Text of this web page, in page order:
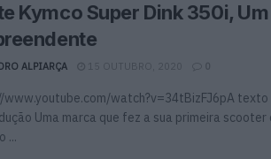
Kymco Super Dink 350i,
ALPIARÇA 15 OUTUBRO, 2020 0
watch?v=34tBizFJ6pA texto
Uma marca que fez a sua primeira scooter
...